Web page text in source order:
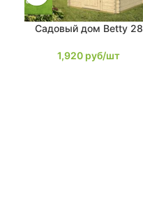
Садовый дом Betty 28
1,920 руб/шт